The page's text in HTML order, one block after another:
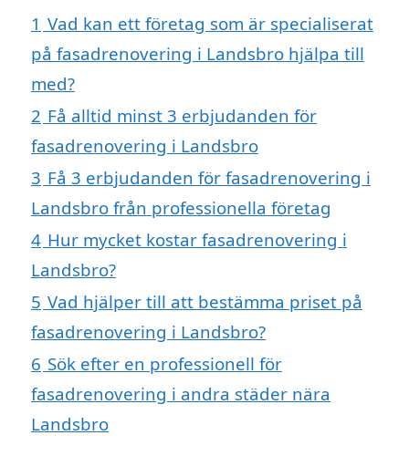
1 Vad kan ett företag som är specialiserat
på fasadrenovering i Landsbro hjälpa till
med?
2 Få alltid minst 3 erbjudanden för
fasadrenovering i Landsbro
3 Få 3 erbjudanden för fasadrenovering i
Landsbro från professionella företag
4 Hur mycket kostar fasadrenovering i
Landsbro?
5 Vad hjälper till att bestämma priset på
fasadrenovering i Landsbro?
6 Sök efter en professionell för
fasadrenovering i andra städer nära
Landsbro